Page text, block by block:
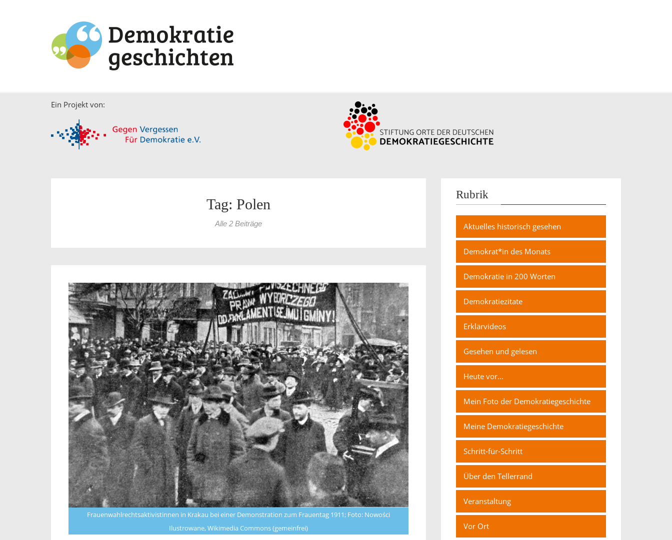
Ein Projekt von:
Tag: Polen
Alle 2 Beiträge
Frauenwahlrechtsaktivistinnen in Krakau bei einer Demonstration zum Frauentag 1911; Foto: Nowości
Ilustrowane, Wikimedia Commons (gemeinfrei)
Rubrik
Aktuelles historisch gesehen
Demokrat*in des Monats
Demokratie in 200 Worten
Demokratiezitate
Erklärvideos
Gesehen und gelesen
Heute vor…
Mein Foto der Demokratiegeschichte
Meine Demokratiegeschichte
Schritt-für-Schritt
Über den Tellerrand
Veranstaltung
Vor Ort